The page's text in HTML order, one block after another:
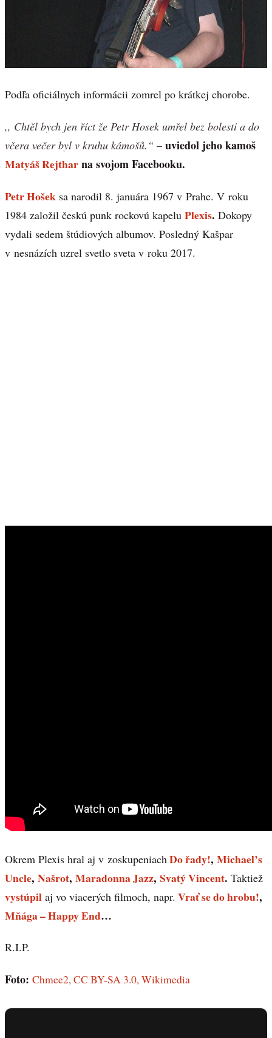
Podľa oficiálnych informácii zomrel po krátkej chorobe.
,, Chtěl bych jen říct že Petr Hosek umřel bez bolesti a do
včera večer byl v kruhu kámošů.“ – uviedol jeho kamoš
Matyáš Rejtharna svojom Facebooku.
Petr Hošek sa narodil 8. januára 1967 v Prahe. V roku
1984 založil českú punk rockovú kapelu Plexis. Dokopy
vydali sedem štúdiových albumov. Posledný Kašpar
v nesnázích uzrel svetlo sveta v roku 2017.
Okrem Plexis hral aj v zoskupeniach Do řady!, Michael’s
Uncle, Našrot, Maradonna Jazz, Svatý Vincent. Taktiež
vystúpil aj vo viacerých filmoch, napr. Vrať se do hrobu!,
Mňága – Happy End…
R.I.P.
Foto: Chmee2, CC BY-SA 3.0, Wikimedia